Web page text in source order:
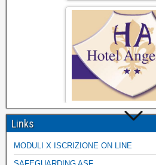
Links
MODULI X ISCRIZIONE ON LINE